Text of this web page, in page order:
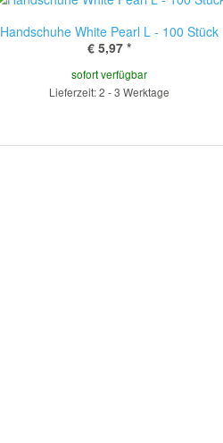
Handschuhe White Pearl L - 100 Stück
€ 5,97 *
sofort verfügbar
Lieferzeit: 2 - 3 Werktage